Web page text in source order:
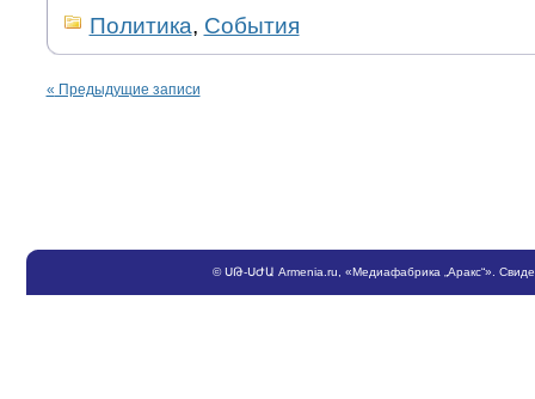
Политика, События
« Предыдущие записи
©ՍԹ-ՍԺԱ Armenia.ru , «Медиафабрика „Аракс“».